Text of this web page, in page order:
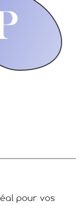
pour vos